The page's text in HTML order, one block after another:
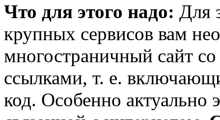
Что для этого надо: Для
крупных сервисов вам
многостраничный сайт
ссылками, т. е.
код. Особенно актуально